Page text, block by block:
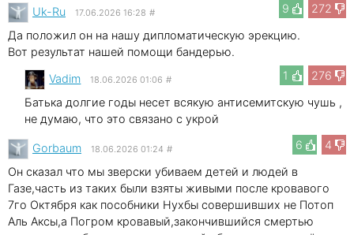
9 272
Uk-Ru 17.06.2026 16:28 #
Да положил он на нашу дипломатическую эрекцию.
Вот результат нашей помощи бандерью.
1
276
Vadim 18.06.2026 01:06 #
Батька долгие годы несет всякую антисемитскую чушь ,
не думаю, что это связано с укрой
6
4
Gorbaum 18.06.2026 01:24 #
Он сказал что мы зверски убиваем детей и людей в
Газе,часть из таких были взяты живыми после кровавого
7го Октября как пособники Нухбы совершивших не Потоп
Аль Аксы,а Погром кровавый,закончившийся смертью